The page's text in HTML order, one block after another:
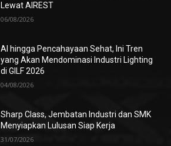
Lewat AIREST
06/08/2026
AI hingga Pencahayaan Sehat, Ini Tren
yang Akan Mendominasi Industri Lighting
di GILF 2026
04/08/2026
Sharp Class, Jembatan Industri dan SMK
Menyiapkan Lulusan Siap Kerja
31/07/2026